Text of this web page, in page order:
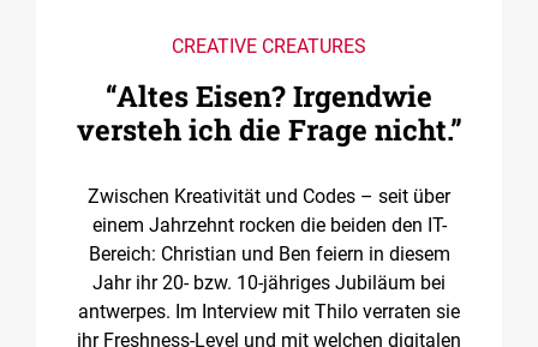
CREATIVE CREATURES
“Altes Eisen? Irgendwie
versteh ich die Frage nicht.”
Zwischen Kreativität und Codes – seit über
einem Jahrzehnt rocken die beiden den IT-
Bereich: Christian und Ben feiern in diesem
Jahr ihr 20- bzw. 10-jähriges Jubiläum bei
antwerpes. Im Interview mit Thilo verraten sie
ihr Freshness-Level und mit welchen digitalen